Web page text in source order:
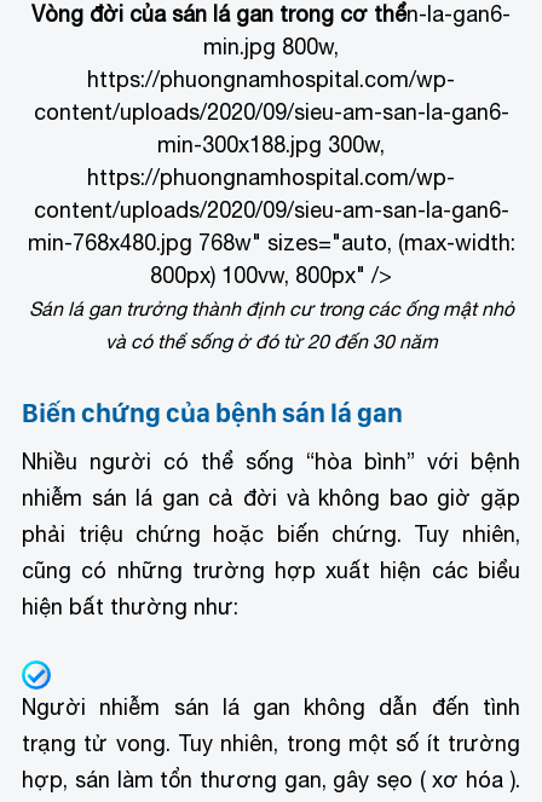
Vòng đời của sán lá gan trong cơ thển-la-gan6-
min.jpg 800w,
https://phuongnamhospital.com/wp-
content/uploads/2020/09/sieu-am-san-la-gan6-
min-300x188.jpg 300w,
https://phuongnamhospital.com/wp-
content/uploads/2020/09/sieu-am-san-la-gan6-
min-768x480.jpg 768w" sizes="auto, (max-width:
800px) 100vw, 800px" />
Sán lá gan trưởng thành định cư trong các ống mật nhỏ
và có thể sống ở đó từ 20 đến 30 năm
Biến chứng của bệnh sán lá gan
Nhiều người có thể sống “hòa bình” với bệnh
nhiễm sán lá gan cả đời và không bao giờ gặp
phải triệu chứng hoặc biến chứng. Tuy nhiên,
cũng có những trường hợp xuất hiện các biểu
hiện bất thường như:
Người nhiễm sán lá gan không dẫn đến tình
trạng tử vong. Tuy nhiên, trong một số ít trường
hợp, sán làm tổn thương gan, gây sẹo ( xơ hóa ).